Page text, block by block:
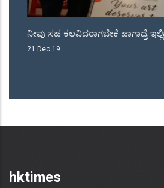
ನೀವು ಸಹ ಕಲವಿದರಾಗಬೇಕೆ ಹಾಗಾದ್ರೆ
21 Dec 19
hktimes